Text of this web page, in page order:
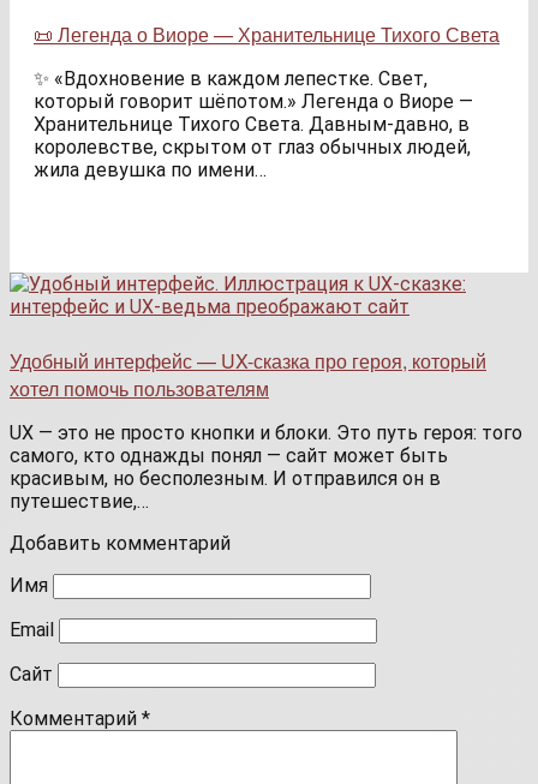
📜 Легенда о Виоре — Хранительнице Тихого Света
✨ «Вдохновение в каждом лепестке. Свет,
который говорит шёпотом.» Легенда о Виоре —
Хранительнице Тихого Света. Давным-давно, в
королевстве, скрытом от глаз обычных людей,
жила девушка по имени…
Удобный интерфейс — UX-сказка про героя, который
хотел помочь пользователям
UX — это не просто кнопки и блоки. Это путь героя: того
самого, кто однажды понял — сайт может быть
красивым, но бесполезным. И отправился он в
путешествие,…
Добавить комментарий
Имя
Email
Сайт
Комментарий *